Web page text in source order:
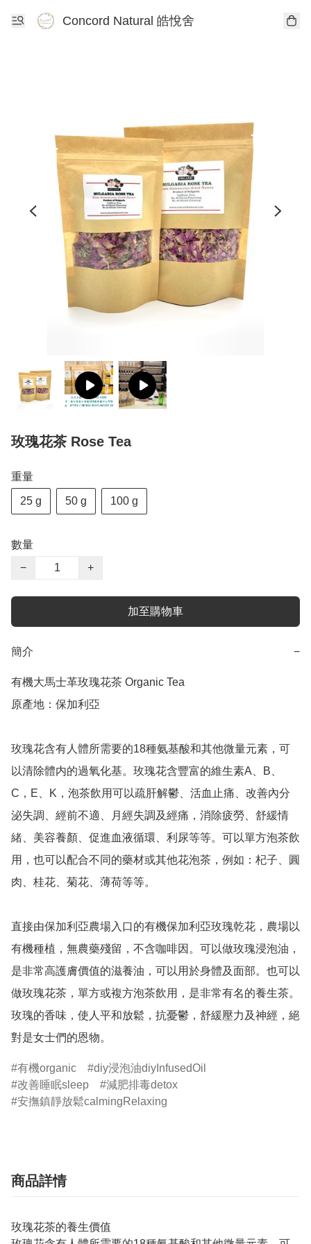
Concord Natural 皓悅舍
玫瑰花茶 Rose Tea
重量
25 g 50 g 100 g
數量
−
+
加至購物車
簡介 −
有機大馬士革玫瑰花茶 Organic Tea
原產地：保加利亞
玫瑰花含有人體所需要的18種氨基酸和其他微量元素，可
以清除體内的過氧化基。玫瑰花含豐富的維生素A、B、
C，E、K，泡茶飲用可以疏肝解鬱、活血止痛、改善內分
泌失調、經前不適、月經失調及經痛，消除疲勞、舒緩情
緒、美容養顏、促進血液循環、利尿等等。可以單方泡茶飲
用，也可以配合不同的藥材或其他花泡茶，例如：杞子、圓
肉、桂花、菊花、薄荷等等。
直接由保加利亞農場入口的有機保加利亞玫瑰乾花，農場以
有機種植，無農藥殘留，不含咖啡因。可以做玫瑰浸泡油，
是非常高護膚價值的滋養油，可以用於身體及面部。也可以
做玫瑰花茶，單方或複方泡茶飲用，是非常有名的養生茶。
玫瑰的香味，使人平和放鬆，抗憂鬱，舒緩壓力及神經，絕
對是女士們的恩物。
有機organic
diy浸泡油diyInfusedOil
改善睡眠sleep
減肥排毒detox
安撫鎮靜放鬆calmingRelaxing
商品詳情
玫瑰花茶的養生價值